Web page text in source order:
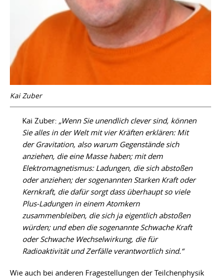
Kai Zuber
Kai Zuber: „Wenn Sie unendlich clever sind, können
Sie alles in der Welt mit vier Kräften erklären: Mit
der Gravitation, also warum Gegenstände sich
anziehen, die eine Masse haben; mit dem
Elektromagnetismus: Ladungen, die sich abstoßen
oder anziehen; der sogenannten Starken Kraft oder
Kernkraft, die dafür sorgt dass überhaupt so viele
Plus-Ladungen in einem Atomkern
zusammenbleiben, die sich ja eigentlich abstoßen
würden; und eben die sogenannte Schwache Kraft
oder Schwache Wechselwirkung, die für
Radioaktivität und Zerfälle verantwortlich sind.“
Wie auch bei anderen Fragestellungen der Teilchenphysik